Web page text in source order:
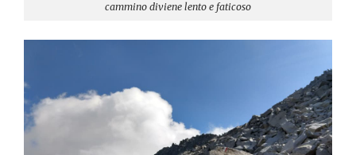
cammino diviene lento e faticoso